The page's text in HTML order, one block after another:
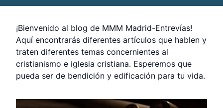
¡Bienvenido al blog de MMM Madrid-Entrevías!
Aquí encontrarás diferentes artículos que hablen y
traten diferentes temas concernientes al
cristianismo e iglesia cristiana. Esperemos que
pueda ser de bendición y edificación para tu vida.